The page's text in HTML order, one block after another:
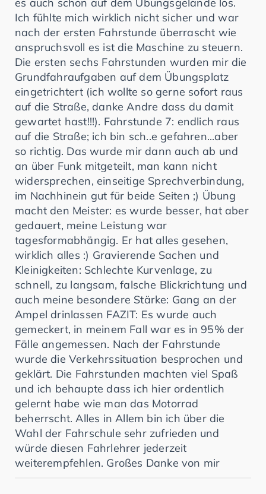
Ich fühlte mich wirklich nicht sicher und war
nach der ersten Fahrstunde überrascht wie
anspruchsvoll es ist die Maschine zu steuern.
Die ersten sechs Fahrstunden wurden mir die
Grundfahraufgaben auf dem Übungsplatz
eingetrichtert (ich wollte so gerne sofort raus
auf die Straße, danke Andre dass du damit
gewartet hast!!!). Fahrstunde 7: endlich raus
auf die Straße; ich bin sch..e gefahren...aber
so richtig. Das wurde mir dann auch ab und
an über Funk mitgeteilt, man kann nicht
widersprechen, einseitige Sprechverbindung,
im Nachhinein gut für beide Seiten ;) Übung
macht den Meister: es wurde besser, hat aber
gedauert, meine Leistung war
tagesformabhängig. Er hat alles gesehen,
wirklich alles :) Gravierende Sachen und
Kleinigkeiten: Schlechte Kurvenlage, zu
schnell, zu langsam, falsche Blickrichtung und
auch meine besondere Stärke: Gang an der
Ampel drinlassen FAZIT: Es wurde auch
gemeckert, in meinem Fall war es in 95% der
Fälle angemessen. Nach der Fahrstunde
wurde die Verkehrssituation besprochen und
geklärt. Die Fahrstunden machten viel Spaß
und ich behaupte dass ich hier ordentlich
gelernt habe wie man das Motorrad
beherrscht. Alles in Allem bin ich über die
Wahl der Fahrschule sehr zufrieden und
würde diesen Fahrlehrer jederzeit
weiterempfehlen. Großes Danke von mir